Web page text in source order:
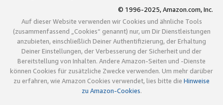
© 1996-2025, Amazon.com, Inc.
Auf dieser Website verwenden wir Cookies und ähnliche Tools
(zusammenfassend „Cookies“ genannt) nur, um Dir Dienstleistungen
anzubieten, einschließlich Deiner Authentifizierung, der Erhaltung
Deiner Einstellungen, der Verbesserung der Sicherheit und der
Bereitstellung von Inhalten. Andere Amazon-Seiten und -Dienste
können Cookies für zusätzliche Zwecke verwenden. Um mehr darüber
zu erfahren, wie Amazon Cookies verwendet, lies bitte die Hinweise
zu Amazon-Cookies.